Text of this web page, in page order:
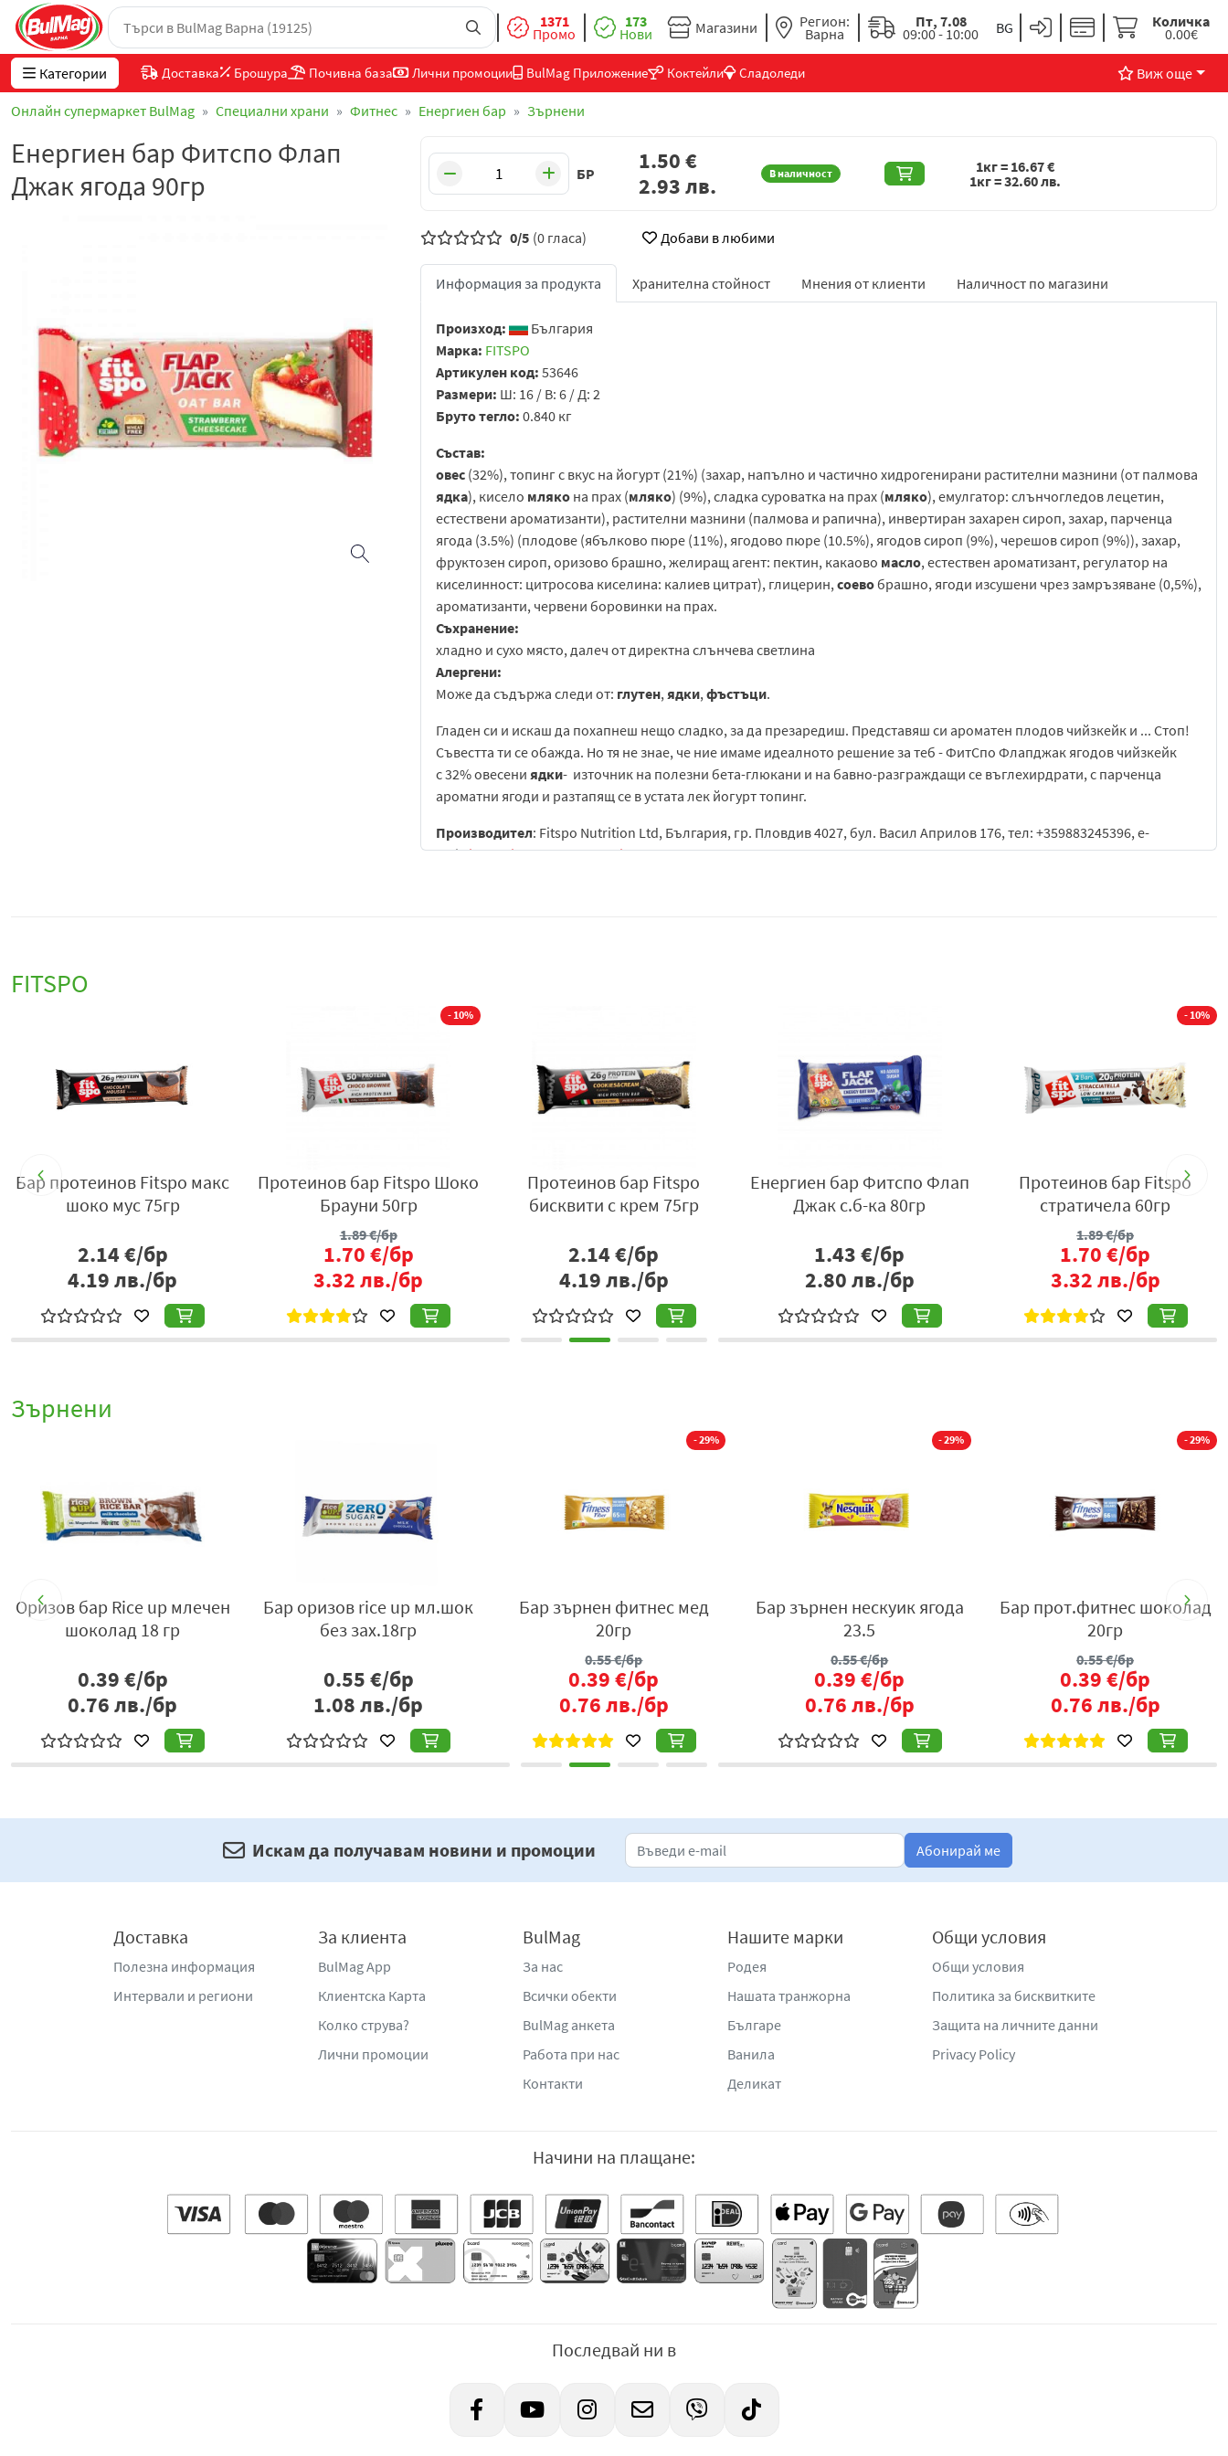
1371
Промо
173
Нови Магазини Регион:
Варна
Пт, 7.08
09:00 - 10:00
Количка
0.00€
Категории Доставка Брошура Почивна база Лични промоции BulMag Приложение Коктейли Сладоледи Виж още
Онлайн супермаркет BulMag Специални храни Фитнес Енергиен бар Зърнени
Енергиен бар Фитспо Флап
Джак ягода 90гр
БР В наличност
1.50€
2.93лв.
1кг = 16.67€
1кг =32.60лв.
0/5 (0 гласа) Добави в любими
Информация за продукта Хранителна стойност Мнения от клиенти Наличност по магазини
Произход:
България
Марка: FITSPO
Артикулен код: 53646
Размери: Ш: 16 / В: 6 / Д: 2
Бруто тегло: 0.840 кг
Състав:
овес (32%), топинг с вкус на йогурт (21%) (захар, напълно и частично хидрогенирани растителни мазнини (от палмова
ядка), кисело мляко на прах (мляко) (9%), сладка суроватка на прах (мляко), емулгатор: слънчогледов лецетин,
естествени ароматизанти), растителни мазнини (палмова и рапична), инвертиран захарен сироп, захар, парченца
ягода (3.5%) (плодове (ябълково пюре (11%), ягодово пюре (10.5%), ягодов сироп (9%), черешов сироп (9%)), захар,
фруктозен сироп, оризово брашно, желиращ агент: пектин, какаово масло, естествен ароматизант, регулатор на
киселинност: цитросова киселина: калиев цитрат), глицерин,соевобрашно, ягоди изсушени чрез замръзяване (0,5%),
ароматизанти, червени боровинки на прах.
Съхранение:
хладно и сухо място, далеч от директна слънчева светлина
Алергени:
Може да съдържа следи от: глутен,ядки,фъстъци.
Гладен си и искаш да похапнеш нещо сладко, за да презаредиш. Представяш си ароматен плодов чийзкейк и ... Стоп!
Съвестта ти се обажда. Но тя не знае, че ние имаме идеалното решение за теб - ФитСпо Флапджак ягодов чийзкейк
с 32% овесени ядки- източник на полезни бета-глюкани и на бавно-разграждащи се въглехирдрати, с парченца
ароматни ягоди и разтапящ се в устата лек йогурт топинг.
Производител: Fitspo Nutrition Ltd, България, гр. Пловдив 4027, бул. Васил Априлов 176, тел: +359883245396, e-
mail:info@fitspo.zone,www.fitspo.zone.
FITSPO
Протеинов бар Fitspo
шоколад 55гр
1.45€/бр
2.84лв./бр
Протеинов бар Fitspo кокос
60 гр.
1.89
1.70€/бр
3.32лв./бр
Eнергиен бар Фитспо Флап
Джак йог/чер90гр
1.50€/бр
2.93лв./бр
Протеинова бисквита
Fitspo троен ш-д 70гр
1.85€/бр
3.62лв./бр
Бар прот.фотспо
ягодов чийзкейк60гр
1.99€/бр
3.89лв./бр
Зърнени
Оризов бар Rice up млечен
шоколад 18 гр
0.39€/бр
0.76лв./бр
Бар оризов rice up мл.шок
без зах.18гр
0.55€/бр
1.08лв./бр
- 29%
Бар зърнен фитнес мед
20гр
0.55€/бр
0.39€/бр
0.76лв./бр
- 29%
Бар зърнен нескуик ягода
23.5
0.55€/бр
0.39€/бр
0.76лв./бр
- 29%
Бар прот.фитнес шоколад
20гр
0.55€/бр
0.39€/бр
0.76лв./бр
Искам да получавам новини и промоции Абонирай ме
Доставка
Полезна информация
Интервали и региони
За клиента
BulMag App
Клиентска Карта
Колко струва?
Лични промоции
BulMag
За нас
Всички обекти
BulMag анкета
Работа при нас
Контакти
Нашите марки
Родея
Нашата транжорна
Българе
Ванила
Деликат
Общи условия
Общи условия
Политика за бисквитките
Защита на личните данни
Privacy Policy
Начини на плащане:
Последвай ни в